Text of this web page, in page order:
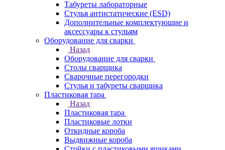
Табуреты лабораторные
Стулья антистатические (ESD)
Дополнительные комплектующие и
аксессуары к стульям
Оборудование для сварки
Назад
Оборудование для сварки
Столы сварщика
Сварочные перегородки
Стулья и табуреты сварщика
Пластиковая тара
Назад
Пластиковая тара
Пластиковые лотки
Откидные короба
Выдвижные короба